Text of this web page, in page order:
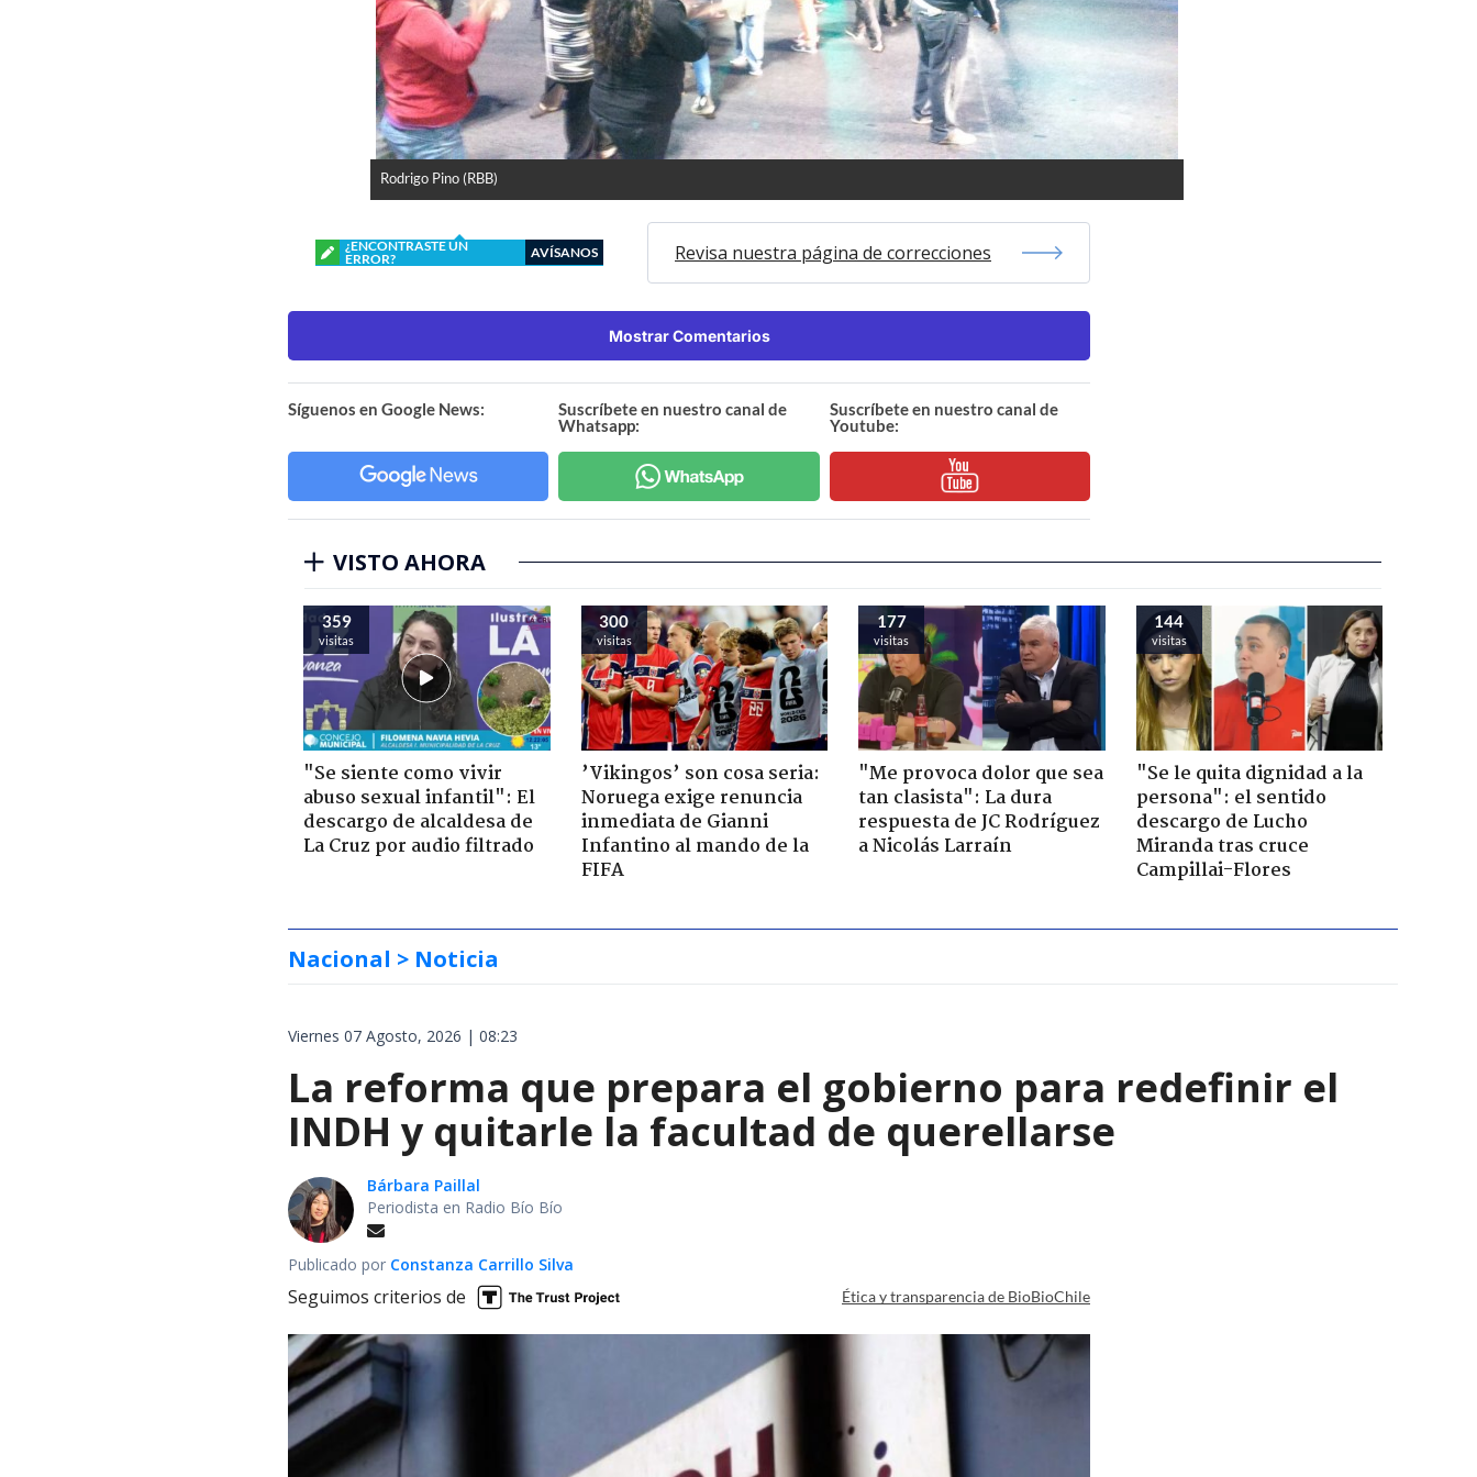
Rodrigo Pino (RBB)
¿ENCONTRASTE UN
ERROR?
AVÍSANOS Revisa nuestra página de correcciones
Mostrar Comentarios
Síguenos en Google News:
Suscríbete en nuestro canal de
Whatsapp:
Suscríbete en nuestro canal de
Youtube:
VISTO AHORA
359
visitas
"Se siente como vivir
abuso sexual infantil": El
descargo de alcaldesa de
La Cruz por audio filtrado
300
visitas
’Vikingos’ son cosa seria:
Noruega exige renuncia
inmediata de Gianni
Infantino al mando de la
FIFA
177
visitas
"Me provoca dolor que sea
tan clasista": La dura
respuesta de JC Rodríguez
a Nicolás Larraín
144
visitas
"Se le quita dignidad a la
persona": el sentido
descargo de Lucho
Miranda tras cruce
Campillai-Flores
Nacional > Noticia
Viernes 07 Agosto, 2026 | 08:23
La reforma que prepara el gobierno para redefinir el
INDH y quitarle la facultad de querellarse
Bárbara Paillal
Periodista en Radio Bío Bío
Publicado por Constanza Carrillo Silva
Seguimos criterios de Ética y transparencia de BioBioChile